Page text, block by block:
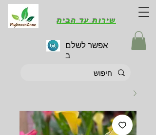
אפשר לשלם
ב
שירות עד הבית